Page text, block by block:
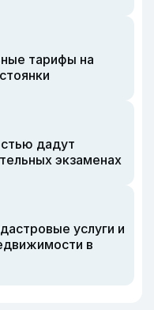
тарифы на
дадут
экзаменах
услуги и
в